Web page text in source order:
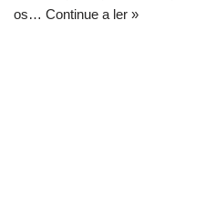
os… Continue a ler »